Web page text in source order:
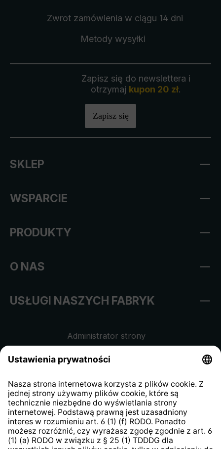
Zwrot zamówienia w ciągu 14 dni
Metody wysyłki
Zapisz się do newslettera i
otrzymaj kupon 20 zł.
Zapisz się
SKLEP
WSPARCIE
PRODUKTY
O NAS
USŁUGI NASZYCH FABRYK
Administrator strony
kontrahentów
Klauzula informacyjna strony
internetowej
Strategia podatkowa
System zgłaszania nieprawidłowości